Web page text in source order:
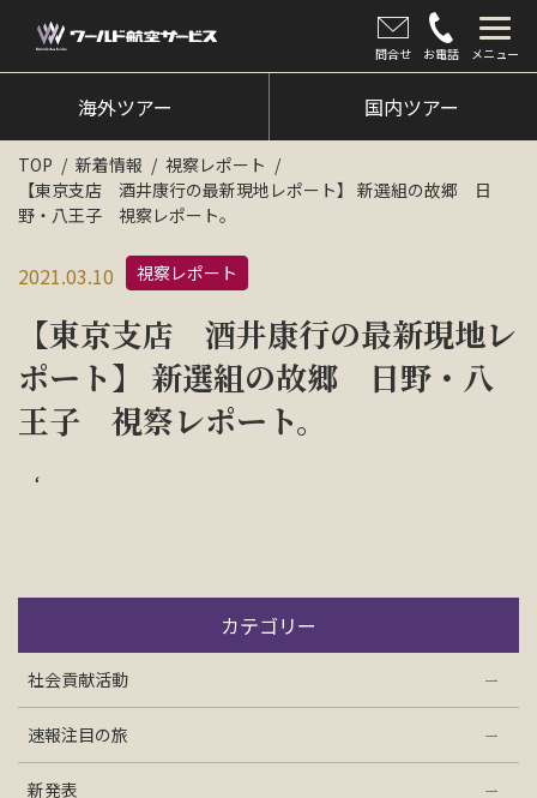
問合せ お電話 メニュー
海外ツアー
国内ツアー
クルーズツアー
ツアー催行状況
旅のひろば
イベント
新着情報
会社情報
資料請求
海外ツアー 国内ツアー
TOP 新着情報
視察レポート
【東京支店 酒井康行の最新現地レポート】 新選組の故郷 日
野・八王子 視察レポート。
2021.03.10 視察レポート
【東京支店 酒井康行の最新現地レ
ポート】 新選組の故郷 日野・八
王子 視察レポート。
‘
カテゴリー
社会貢献活動
速報注目の旅
新発表